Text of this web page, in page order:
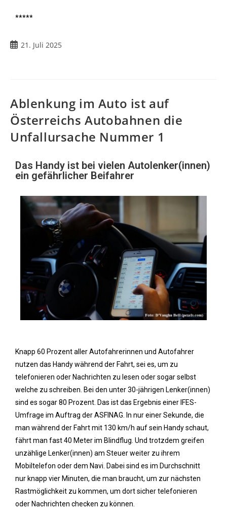
*****
21. Juli 2025
Ablenkung im Auto ist auf
Österreichs Autobahnen die
Unfallursache Nummer 1
Das Handy ist bei vielen Autolenker(innen)
ein gefährlicher Beifahrer
Knapp 60 Prozent aller Autofahrerinnen und Autofahrer
nutzen das Handy während der Fahrt, sei es, um zu
telefonieren oder Nachrichten zu lesen oder sogar selbst
welche zu schreiben. Bei den unter 30-jährigen Lenker(innen)
sind es sogar 80 Prozent. Das ist das Ergebnis einer IFES-
Umfrage im Auftrag der ASFINAG. In nur einer Sekunde, die
man während der Fahrt mit 130 km/h auf sein Handy schaut,
fährt man fast 40 Meter im Blindflug. Und trotzdem greifen
unzählige Lenker(innen) am Steuer weiter zu ihrem
Mobiltelefon oder dem Navi. Dabei sind es im Durchschnitt
nur knapp vier Minuten, die man braucht, um zur nächsten
Rastmöglichkeit zu kommen, um dort sicher telefonieren
oder Nachrichten checken zu können.